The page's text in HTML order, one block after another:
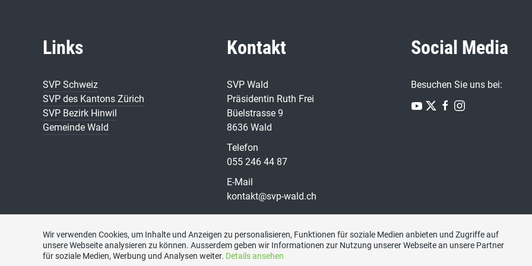
Links
SVP Schweiz
SVP des Kantons Zürich
SVP Bezirk Hinwil
Gemeinde Wald
Kontakt
SVP Wald
Präsidentin Ruth Frei
Büelstrasse 9
8636 Wald
Telefon
055 246 44 87
E-Mail
kontakt@svp-wald.ch
Social Media
Besuchen Sie uns bei:
Wir verwenden Cookies, um Inhalte und Anzeigen zu personalisieren, Funktionen für soziale Medien anbieten und Zugriffe auf
unsere Webseite analysieren zu können. Ausserdem geben wir Informationen zur Nutzung unserer Webseite an unsere Partner
für soziale Medien, Werbung und Analysen weiter. Details ansehen